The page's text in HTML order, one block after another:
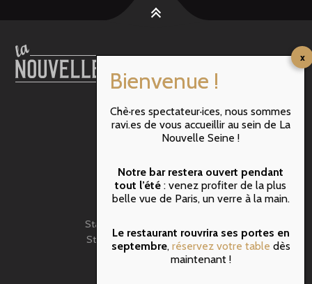
RER B : ST MICHEL
M10 : Maubert Mutualité
M4 : Cité
BATOBUS: N-Dame de Paris
Station N°5107 – rue de Pontoise
Station N°5009 – rue de Fouarre
BUS: 47- Lagrange
Chè·res spectateur·ices, nous sommes
ravi.es de vous accueillir au sein de La
Nouvelle Seine !
Notre bar restera ouvert pendant
tout l’été : venez profiter de la plus
belle vue de Paris, un verre à la main.
Le restaurant rouvrira ses portes en
septembre, réservez votre table dès
maintenant !